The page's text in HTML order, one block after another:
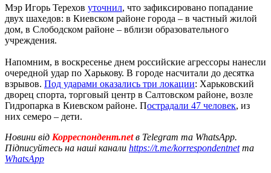
Мэр Игорь Терехов уточнил, что зафиксировано попадание
двух шахедов: в Киевском районе города – в частный жилой
дом, в Слободском районе – вблизи образовательного
учреждения.
Напомним, в воскресенье днем российские агрессоры нанесли
очередной удар по Харькову. В городе насчитали до десятка
взрывов. Под ударами оказались три локации: Харьковский
дворец спорта, торговый центр в Салтовском районе, возле
Гидропарка в Киевском районе. Пострадали 47 человек, из
них семеро – дети.
Новини від Корреспондент.netв Telegram та WhatsApp.
Підписуйтесь на наші канали https://t.me/korrespondentnetта
WhatsApp